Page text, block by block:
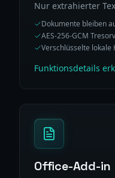
Nur extrahierter
Dokumente bleiben
AES-256-GCM
Verschlüsselte lokale
Funktionsdetails
Office-Add-in